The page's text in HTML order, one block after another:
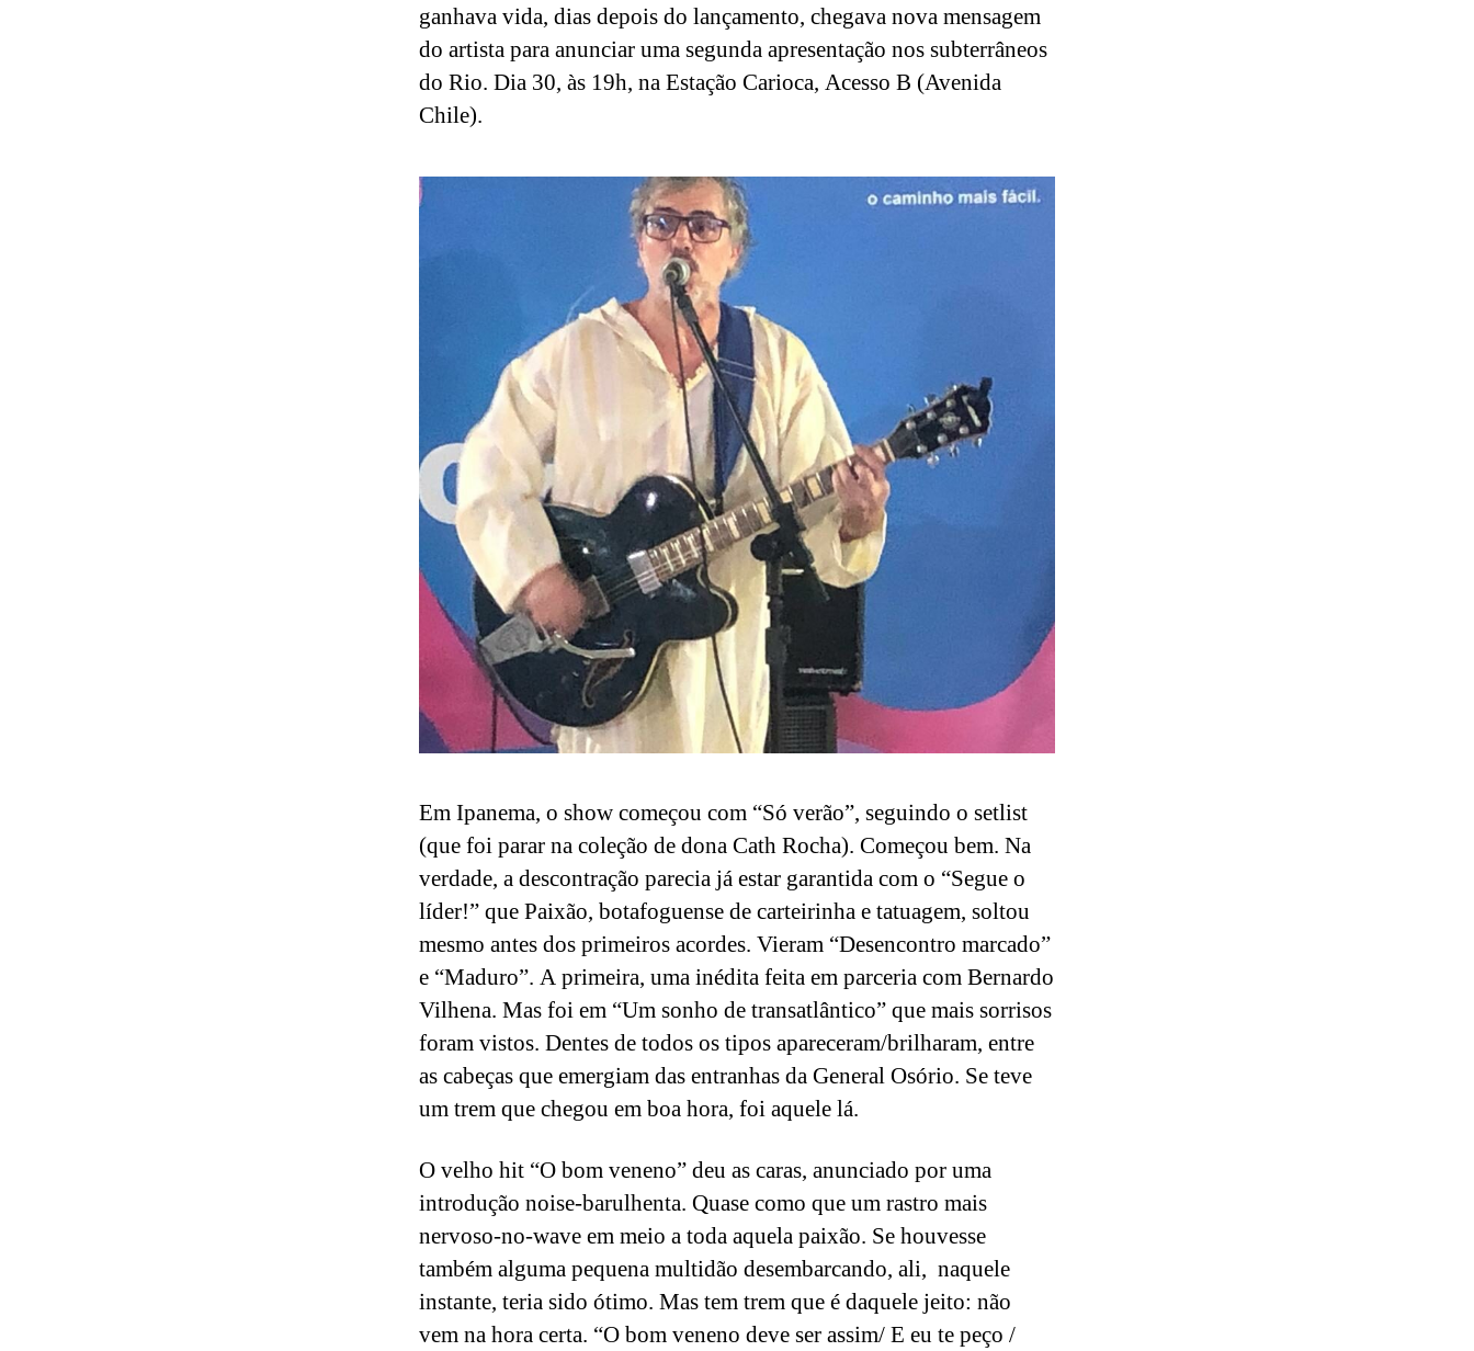
ganhava vida, dias depois do lançamento, chegava nova mensagem
do artista para anunciar uma segunda apresentação nos subterrâneos
do Rio. Dia 30, às 19h, na Estação Carioca, Acesso B (Avenida
Chile).
Em Ipanema, o show começou com “Só verão”, seguindo o setlist
(que foi parar na coleção de dona Cath Rocha). Começou bem. Na
verdade, a descontração parecia já estar garantida com o “Segue o
líder!” que Paixão, botafoguense de carteirinha e tatuagem, soltou
mesmo antes dos primeiros acordes. Vieram “Desencontro marcado”
e “Maduro”. A primeira, uma inédita feita em parceria com Bernardo
Vilhena. Mas foi em “Um sonho de transatlântico” que mais sorrisos
foram vistos. Dentes de todos os tipos apareceram/brilharam, entre
as cabeças que emergiam das entranhas da General Osório. Se teve
um trem que chegou em boa hora, foi aquele lá.
O velho hit “O bom veneno” deu as caras, anunciado por uma
introdução noise-barulhenta. Quase como que um rastro mais
nervoso-no-wave em meio a toda aquela paixão. Se houvesse
também alguma pequena multidão desembarcando, ali, naquele
instante, teria sido ótimo. Mas tem trem que é daquele jeito: não
vem na hora certa. “O bom veneno deve ser assim/ E eu te peço /